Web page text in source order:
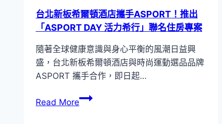
折！
凱
飯
店
連
台北新板希爾頓酒店攜手ASPORT！推出
「ASPORT DAY 活力希行」聯名住房專案
隨著全球健康意識與身心平衡的風潮日益興
盛，台北新板希爾頓酒店與時尚運動選品品牌
ASPORT 攜手合作，即日起…
Read More台